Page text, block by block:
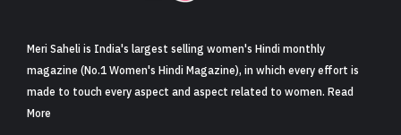
Meri Saheli is India's largest selling women's Hindi monthly
magazine (No.1 Women's Hindi Magazine), in which every effort is
made to touch every aspect and aspect related to women. Read
More